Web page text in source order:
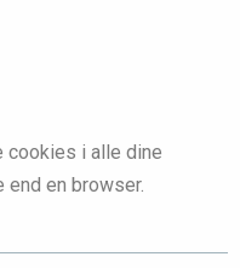
i alle dine
end en browser.